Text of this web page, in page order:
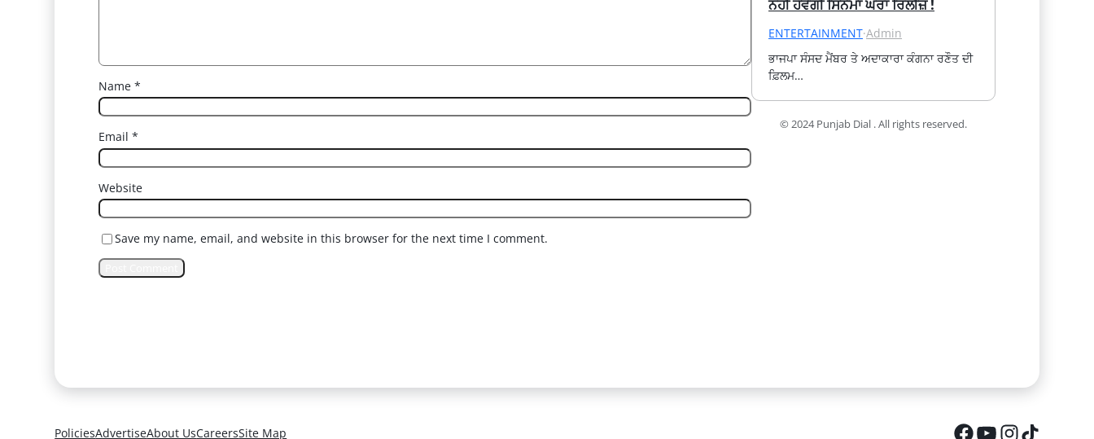
Name *
Email *
Website
Save my name, email, and website in this browser for the next time I comment.
ਨਹੀਂ ਹੋਵੇਗੀ ਸਿਨੇਮਾ ਘਰਾਂ ਰਿਲੀਜ਼ !
ENTERTAINMENT·Admin
ਭਾਜਪਾ ਸੰਸਦ ਮੈਂਬਰ ਤੇ ਅਦਾਕਾਰਾ ਕੰਗਨਾ ਰਣੌਤ ਦੀ
ਫ਼ਿਲਮ…
© 2024 Punjab Dial . All rights reserved.
PoliciesAdvertiseAbout UsCareersSite Map